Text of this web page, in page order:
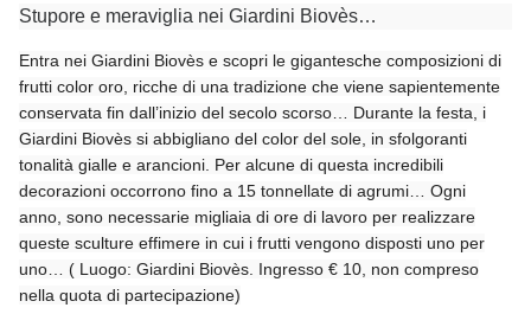
Stupore e meraviglia nei Giardini Biovès…
Entra nei Giardini Biovès e scopri le gigantesche composizioni di
frutti color oro, ricche di una tradizione che viene sapientemente
conservata fin dall’inizio del secolo scorso… Durante la festa, i
Giardini Biovès si abbigliano del color del sole, in sfolgoranti
tonalità gialle e arancioni. Per alcune di questa incredibili
decorazioni occorrono fino a 15 tonnellate di agrumi… Ogni
anno, sono necessarie migliaia di ore di lavoro per realizzare
queste sculture effimere in cui i frutti vengono disposti uno per
uno… ( Luogo: Giardini Biovès. Ingresso € 10, non compreso
nella quota di partecipazione)